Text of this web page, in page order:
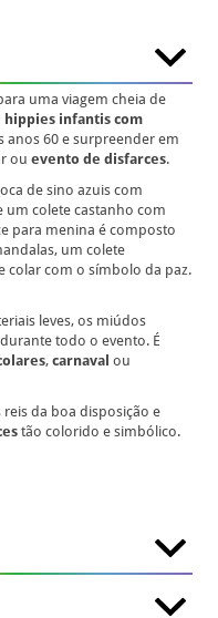
uma viagem cheia de
hippies infantis com
anos 60 e surpreender em
ouevento de disfarces.
de sino azuis com
um colete castanho com
para menina é composto
um colete
colar com o símbolo da paz.
leves, os miúdos
todo o evento. É
,carnaval ou
da boa disposição e
tão colorido e simbólico.